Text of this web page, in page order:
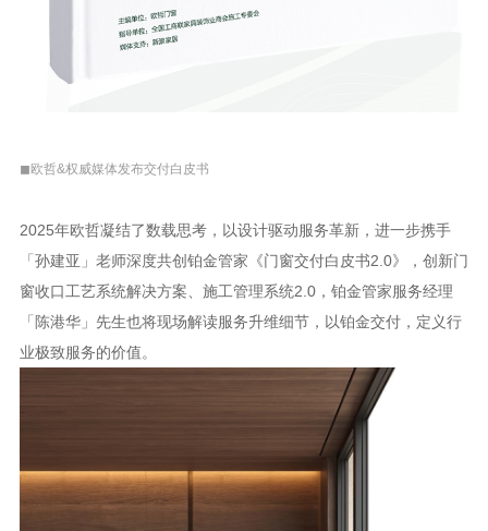
◼欧哲&权威媒体发布交付白皮书
2025年欧哲凝结了数载思考，以设计驱动服务革新，进一步携手
「孙建亚」老师深度共创铂金管家《门窗交付白皮书2.0》，创新门
窗收口工艺系统解决方案、施工管理系统2.0，铂金管家服务经理
「陈港华」先生也将现场解读服务升维细节，以铂金交付，定义行
业极致服务的价值。